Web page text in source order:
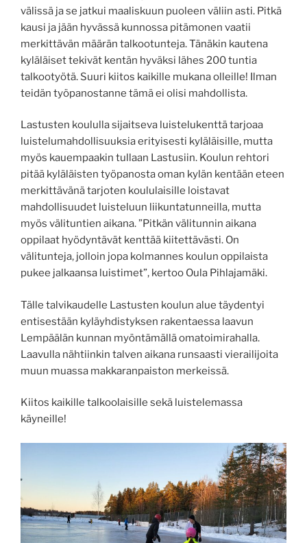
välissä ja se jatkui maaliskuun puoleen väliin asti. Pitkä
kausi ja jään hyvässä kunnossa pitämonen vaatii
merkittävän määrän talkootunteja. Tänäkin kautena
kyläläiset tekivät kentän hyväksi lähes 200 tuntia
talkootyötä. Suuri kiitos kaikille mukana olleille! Ilman
teidän työpanostanne tämä ei olisi mahdollista.
Lastusten koululla sijaitseva luistelukenttä tarjoaa
luistelumahdollisuuksia erityisesti kyläläisille, mutta
myös kauempaakin tullaan Lastusiin. Koulun rehtori
pitää kyläläisten työpanosta oman kylän kentään eteen
merkittävänä tarjoten koululaisille loistavat
mahdollisuudet luisteluun liikuntatunneilla, mutta
myös välituntien aikana. ”Pitkän välitunnin aikana
oppilaat hyödyntävät kenttää kiitettävästi. On
välitunteja, jolloin jopa kolmannes koulun oppilaista
pukee jalkaansa luistimet”, kertoo Oula Pihlajamäki.
Tälle talvikaudelle Lastusten koulun alue täydentyi
entisestään kyläyhdistyksen rakentaessa laavun
Lempäälän kunnan myöntämällä omatoimirahalla.
Laavulla nähtiinkin talven aikana runsaasti vierailijoita
muun muassa makkaranpaiston merkeissä.
Kiitos kaikille talkoolaisille sekä luistelemassa
käyneille!